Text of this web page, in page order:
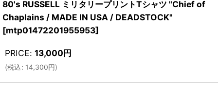
80's RUSSELL ミリタリープリントTシャツ "Chief of
Chaplains / MADE IN USA / DEADSTOCK"
[mtp01472201955953]
PRICE: 13,000円
(税込: 14,300円)